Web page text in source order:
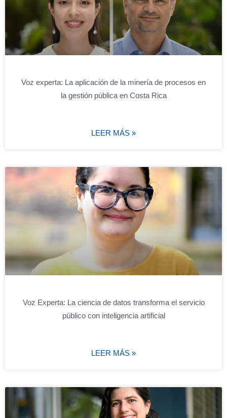
Voz experta: La aplicación de la minería de procesos en
la gestión pública en Costa Rica
LEER MÁS »
Voz Experta: La ciencia de datos transforma el servicio
público con inteligencia artificial
LEER MÁS »